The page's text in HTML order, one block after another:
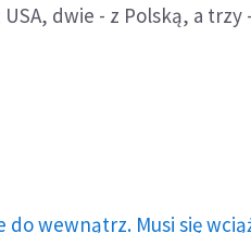
dwie - z Polską, a trzy
do wewnątrz. Musi się